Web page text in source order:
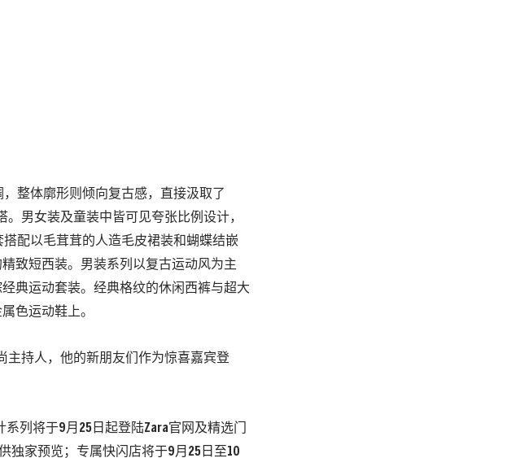
，整体廓形则倾向复古感，直接汲取了
。 男女装及童装中皆可见夸张比例设计，
配以毛茸茸的人造毛皮裙装和蝴蝶结嵌
致短西装。 男装系列以复古运动风为主
典运动套装。经典格纹的休闲西裤与超大
色运动鞋上。
主持人，他的新朋友们作为惊喜嘉宾登
计系列将于9月25日起登陆Zara官网及精选门
独家预览；专属快闪店将于9月25日至10